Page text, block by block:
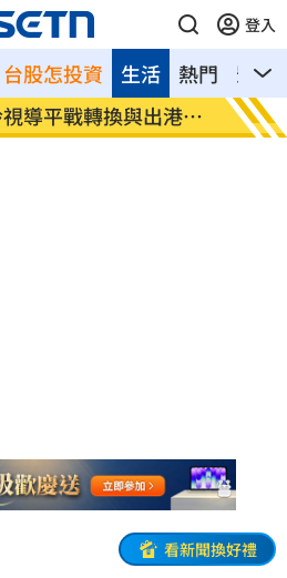
登入
台股怎投資 熱門 影音
生活
路：我要找的是楊光
男傳
藥
看新聞換好禮